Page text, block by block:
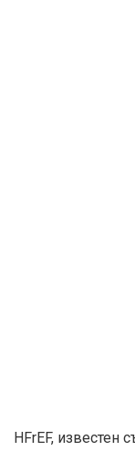
HFrEF, известен